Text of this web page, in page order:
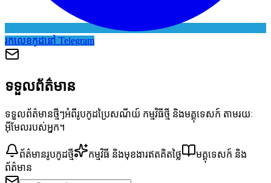
រកលេខកូដនៅ Telegram
ទទួលព័ត៌មាន
ទទួលព័ត៌មានថ្មីៗអំពីរូបកូដប្រៃសណីយ៍ កម្មវិធីថ្មី និងមគ្គុទេសក៍ តាមរយៈ
អ៊ីមែលរបស់អ្នក។
ព័ត៌មានរូបកូដថ្មី កម្មវិធី និងមុខងារឥតគិតថ្លៃ
មគ្គុទេសក៍ និង
ព័ត៌មាន